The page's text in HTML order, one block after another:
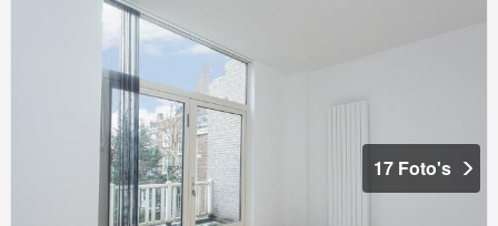
17 Foto's